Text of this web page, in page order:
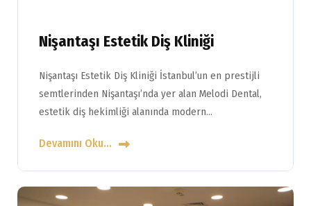
Nişantaşı Estetik Diş Kliniği
Nişantaşı Estetik Diş Kliniği İstanbul’un en prestijli
semtlerinden Nişantaşı’nda yer alan Melodi Dental,
estetik diş hekimliği alanında modern…
Devamını Oku...